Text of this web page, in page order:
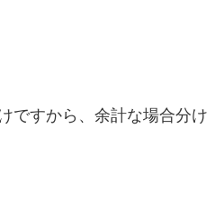
ですから、余計な場合分け